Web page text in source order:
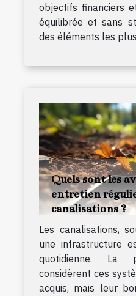
objectifs financiers
équilibrée et sans
des éléments les
Quels sont les
entretien
canalisations ?
Les canalisations,
une infrastructure
quotidienne. La
considèrent ces
acquis, mais leur